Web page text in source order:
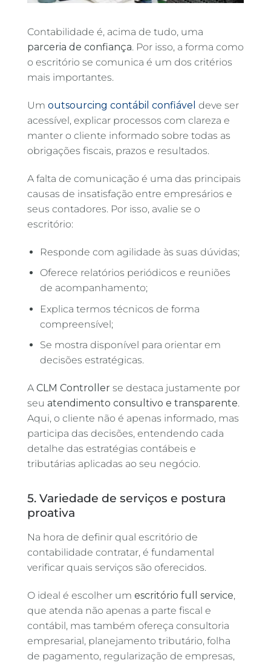
Contabilidade é, acima de tudo, uma
parceria de confiança. Por isso, a forma como
o escritório se comunica é um dos critérios
mais importantes.
Um outsourcing contábil confiável deve ser
acessível, explicar processos com clareza e
manter o cliente informado sobre todas as
obrigações fiscais, prazos e resultados.
A falta de comunicação é uma das principais
causas de insatisfação entre empresários e
seus contadores. Por isso, avalie se o
escritório:
Responde com agilidade às suas dúvidas;
Oferece relatórios periódicos e reuniões
de acompanhamento;
Explica termos técnicos de forma
compreensível;
Se mostra disponível para orientar em
decisões estratégicas.
A CLM Controller se destaca justamente por
seu atendimento consultivo e transparente.
Aqui, o cliente não é apenas informado, mas
participa das decisões, entendendo cada
detalhe das estratégias contábeis e
tributárias aplicadas ao seu negócio.
5. Variedade de serviços e postura
proativa
Na hora de definir qual escritório de
contabilidade contratar, é fundamental
verificar quais serviços são oferecidos.
O ideal é escolher um escritório full service,
que atenda não apenas a parte fiscal e
contábil, mas também ofereça consultoria
empresarial, planejamento tributário, folha
de pagamento, regularização de empresas,